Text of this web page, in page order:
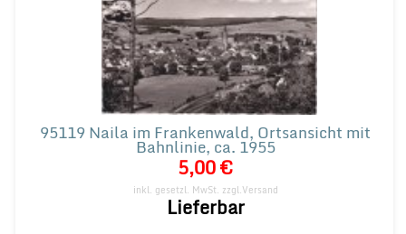
95119 Naila im Frankenwald, Ortsansicht mit
Bahnlinie, ca. 1955
5,00 €
inkl. gesetzl. MwSt. zzgl.Versand
Lieferbar